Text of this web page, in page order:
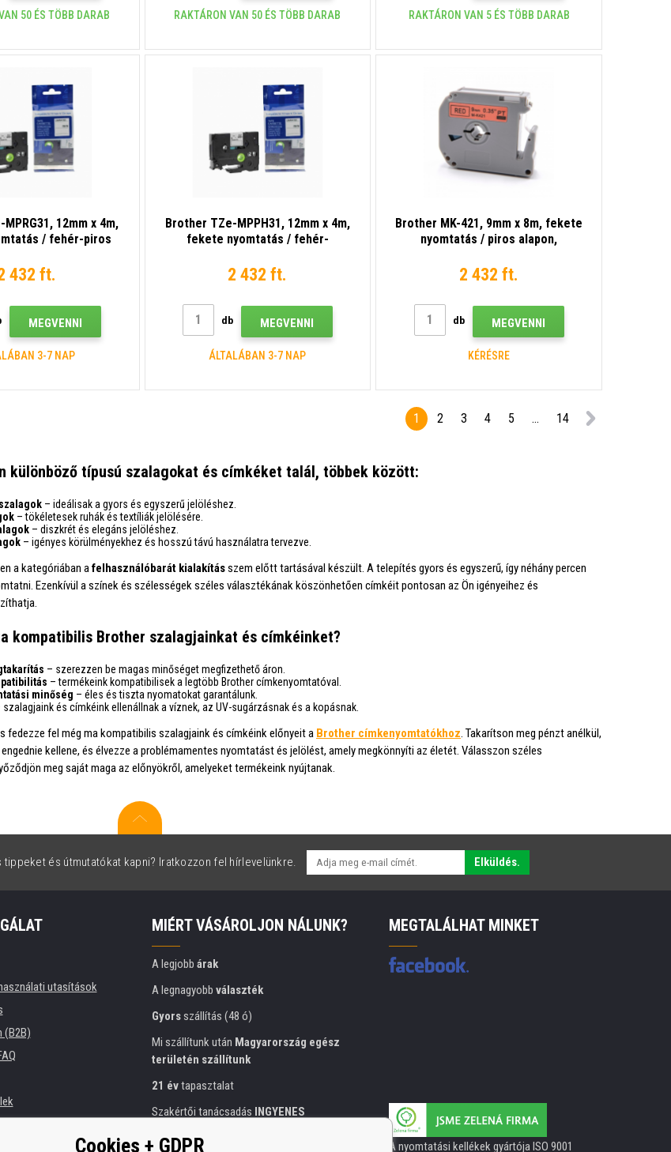
50 ÉS TÖBB DARAB RAKTÁRON VAN 50 ÉS TÖBB DARAB RAKTÁRON VAN 5 ÉS TÖBB DARAB
12mm x 4m,
/ fehér-piros
432 ft.
MEGVENNI
3-7 NAP
Brother TZe-MPPH31, 12mm x 4m,
fekete nyomtatás / fehér-
szalag
2 432 ft.
db MEGVENNI
ÁLTALÁBAN 3-7 NAP
Brother MK-421, 9mm x 8m, fekete
nyomtatás / piros alapon,
2 432 ft.
db MEGVENNI
KÉRÉSRE
1 2 3 4 5 ... 14
különböző típusú szalagokat és címkéket talál, többek között:
– ideálisak a gyors és egyszerű jelöléshez.
– tökéletesek ruhák és textíliák jelölésére.
– diszkrét és elegáns jelöléshez.
– igényes körülményekhez és hosszú távú használatra tervezve.
a kategóriában afelhasználóbarát kialakításszem előtt tartásával készült. A telepítés gyors és egyszerű, így néhány percen
Ezenkívül a színek és szélességek széles választékának köszönhetően címkéit pontosan az Ön igényeihez és
kompatibilis Brother szalagjainkat és címkéinket?
– szerezzen be magas minőséget megfizethető áron.
– termékeink kompatibilisek a legtöbb Brother címkenyomtatóval.
minőség – éles és tiszta nyomatokat garantálunk.
szalagjaink és címkéink ellenállnak a víznek, az UV-sugárzásnak és a kopásnak.
fedezze fel még ma kompatibilis szalagjaink és címkéink előnyeit a Brother címkenyomtatókhoz. Takarítson meg pénzt anélkül,
kellene, és élvezze a problémamentes nyomtatást és jelölést, amely megkönnyíti az életét. Válasszon széles
meg saját maga az előnyökről, amelyeket termékeink nyújtanak.
és útmutatókat kapni? Iratkozzon fel hírlevelünkre. Elküldés.
utasítások
(B2B)
MIÉRT VÁSÁROLJON NÁLUNK?
A legjobb árak
A legnagyobb választék
Gyorsszállítás (48 ó)
Mi szállítunk után Magyarország egész
területén szállítunk
21 évtapasztalat
Szakértői tanácsadás INGYENES
Előzékeny hozzáállás
MEGTALÁLHAT MINKET
A nyomtatási kellékek gyártója ISO 9001
Cookies + GDPR